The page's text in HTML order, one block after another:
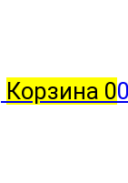
Корзина 0